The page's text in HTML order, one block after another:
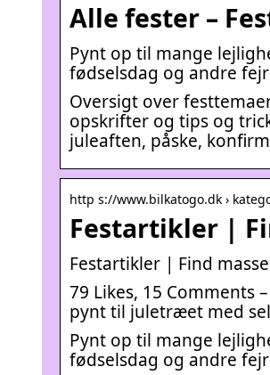
Alle fester –
Pynt op til mange
fødselsdag og andre
Oversigt over
opskrifter og tips og
juleaften, påske,
http s://www.bilkatogo.dk ›
Festartikler |
Festartikler | Find
79 Likes, 15 Comments
pynt til juletræet med
Pynt op til mange
fødselsdag og andre